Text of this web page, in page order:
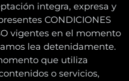
integra, expresa y
CONDICIONES
vigentes en el momento
lea detenidamente.
que utiliza
o servicios,